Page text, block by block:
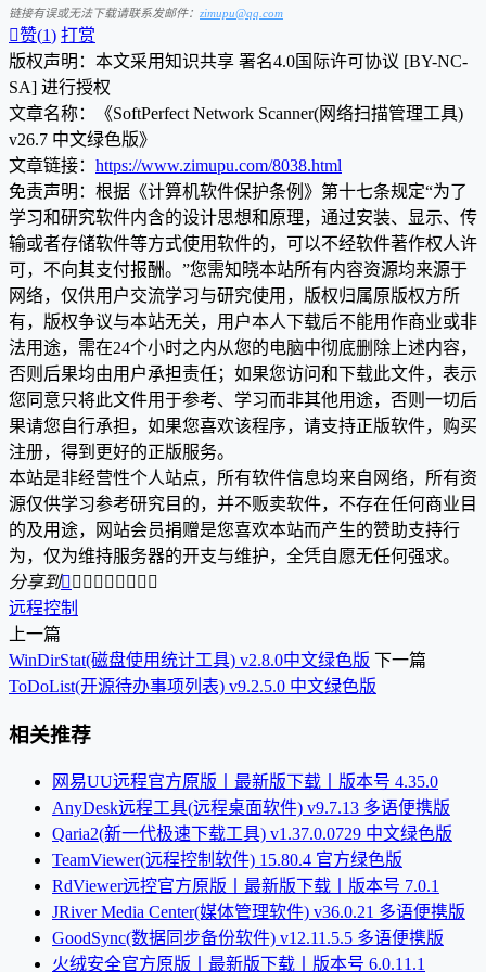
链接有误或无法下载请联系发邮件： zimupu@qq.com
赞(1) 打赏
版权声明：本文采用知识共享 署名4.0国际许可协议 [BY-NC-
SA] 进行授权
文章名称：《SoftPerfect Network Scanner(网络扫描管理工具)
v26.7 中文绿色版》
文章链接： https://www.zimupu.com/8038.html
免责声明：根据《计算机软件保护条例》第十七条规定“为了
学习和研究软件内含的设计思想和原理，通过安装、显示、传
输或者存储软件等方式使用软件的，可以不经软件著作权人许
可，不向其支付报酬。”您需知晓本站所有内容资源均来源于
网络，仅供用户交流学习与研究使用，版权归属原版权方所
有，版权争议与本站无关，用户本人下载后不能用作商业或非
法用途，需在24个小时之内从您的电脑中彻底删除上述内容，
否则后果均由用户承担责任；如果您访问和下载此文件，表示
您同意只将此文件用于参考、学习而非其他用途，否则一切后
果请您自行承担，如果您喜欢该程序，请支持正版软件，购买
注册，得到更好的正版服务。
本站是非经营性个人站点，所有软件信息均来自网络，所有资
源仅供学习参考研究目的，并不贩卖软件，不存在任何商业目
的及用途，网站会员捐赠是您喜欢本站而产生的赞助支持行
为，仅为维持服务器的开支与维护，全凭自愿无任何强求。
分享到        
远程控制
上一篇
WinDirStat(磁盘使用统计工具) v2.8.0中文绿色版 下一篇
ToDoList(开源待办事项列表) v9.2.5.0 中文绿色版
相关推荐
网易UU远程官方原版丨最新版下载丨版本号 4.35.0
AnyDesk远程工具(远程桌面软件) v9.7.13 多语便携版
Qaria2(新一代极速下载工具) v1.37.0.0729 中文绿色版
TeamViewer(远程控制软件) 15.80.4 官方绿色版
RdViewer远控官方原版丨最新版下载丨版本号 7.0.1
JRiver Media Center(媒体管理软件) v36.0.21 多语便携版
GoodSync(数据同步备份软件) v12.11.5.5 多语便携版
火绒安全官方原版丨最新版下载丨版本号 6.0.11.1